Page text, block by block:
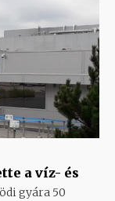
a víz- és
gyára 50